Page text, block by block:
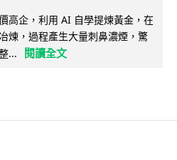
高企，利用 AI 自學提煉黃金，在
煉，過程產生大量刺鼻濃煙，驚
...
閱讀全文